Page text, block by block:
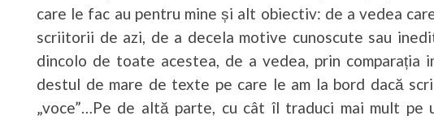
care le fac au pentru mine și alt obiectiv: de a vedea
scriitorii de azi, de a decela motive cunoscute sau
dincolo de toate acestea, de a vedea, prin comparația
destul de mare de texte pe care le am la bord dacă
„voce”…Pe de altă parte, cu cât îl traduci mai mult pe